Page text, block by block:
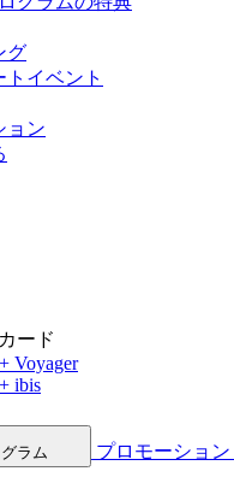
グ
トイベント
ョン
ード
Voyager
ibis
ラム プロモーション